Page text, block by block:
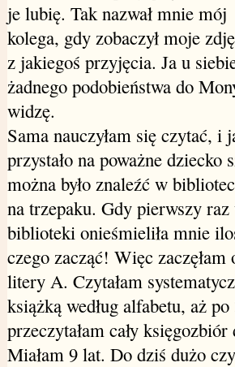
je lubię. Tak nazwał mnie mój
kolega, gdy zobaczył moje
z jakiegoś przyjęcia. Ja u
żadnego podobieństwa do
widzę.
Sama nauczyłam się czytać, i
przystało na poważne dziecko
można było znaleźć w
na trzepaku. Gdy pierwszy raz
biblioteki onieśmieliła mnie
czego zacząć! Więc
litery A. Czytałam
książką według alfabetu, aż
przeczytałam cały
Miałam 9 lat. Do dziś dużo